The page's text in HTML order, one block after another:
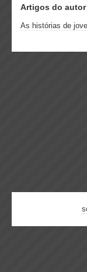
Artigos do autor
As histórias de